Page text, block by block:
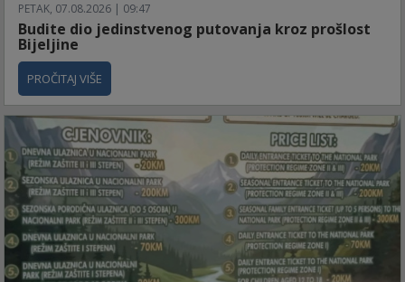
PETAK, 07.08.2026 | 09:47
Budite dio jedinstvenog putovanja kroz prošlost
Bijeljine
PROČITAJ VIŠE